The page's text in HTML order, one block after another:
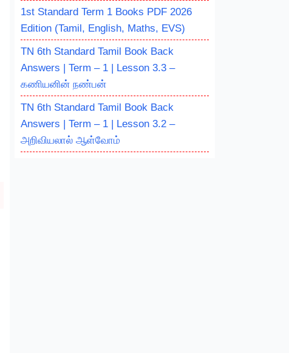
1st Standard Term 1 Books PDF 2026
Edition (Tamil, English, Maths, EVS)
TN 6th Standard Tamil Book Back
Answers | Term – 1 | Lesson 3.3 –
கணியனின் நண்பன்
TN 6th Standard Tamil Book Back
Answers | Term – 1 | Lesson 3.2 –
அறிவியலால் ஆள்வோம்